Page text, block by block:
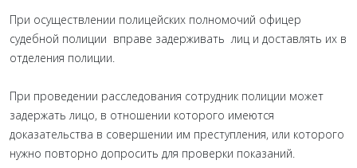
При осуществлении полицейских полномочий офицер
судебной полиции вправе задерживать лиц и доставлять их в
отделения полиции.
При проведении расследования сотрудник полиции может
задержать лицо, в отношении которого имеются
доказательства в совершении им преступления, или которого
нужно повторно допросить для проверки показаний.